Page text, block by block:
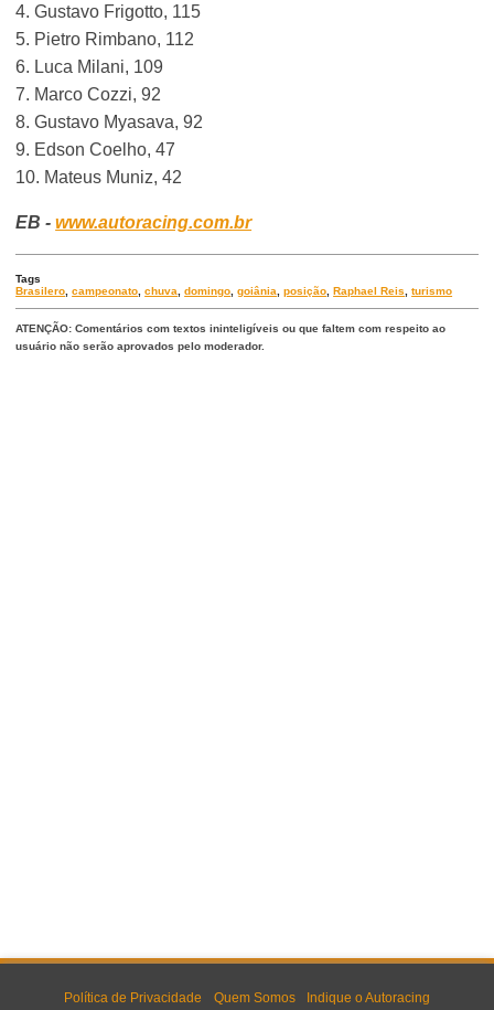
4. Gustavo Frigotto, 115
5. Pietro Rimbano, 112
6. Luca Milani, 109
7. Marco Cozzi, 92
8. Gustavo Myasava, 92
9. Edson Coelho, 47
10. Mateus Muniz, 42
EB -www.autoracing.com.br
Tags
Brasilero,campeonato,chuva,domingo,goiânia,posição, Raphael Reis,turismo
ATENÇÃO: Comentários com textos ininteligíveis ou que faltem com respeito ao
usuário não serão aprovados pelo moderador.
Política de Privacidade Quem Somos Indique o Autoracing